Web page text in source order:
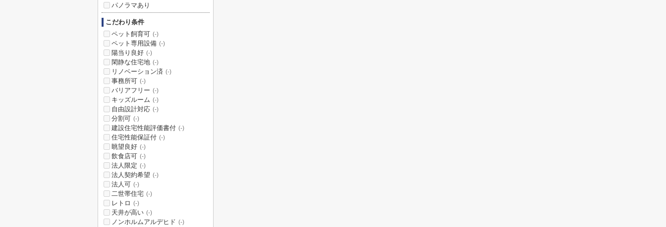
パノラマあり
こだわり条件
ペット飼育可 (-)
ペット専用設備 (-)
陽当り良好 (-)
閑静な住宅地 (-)
リノベーション済 (-)
事務所可 (-)
バリアフリー (-)
キッズルーム (-)
自由設計対応 (-)
分割可 (-)
建設住宅性能評価書付 (-)
住宅性能保証付 (-)
眺望良好 (-)
飲食店可 (-)
法人限定 (-)
法人契約希望 (-)
法人可 (-)
二世帯住宅 (-)
レトロ (-)
天井が高い (-)
ノンホルムアルデヒド (-)